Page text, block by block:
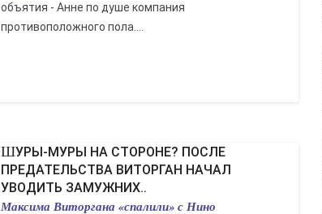
объятия - Анне по душе компания
противоположного пола....
ШУРЫ-МУРЫ НА СТОРОНЕ? ПОСЛЕ
ПРЕДАТЕЛЬСТВА ВИТОРГАН НАЧАЛ
УВОДИТЬ ЗАМУЖНИХ..
Максима Виторгана «спалили» с Нино